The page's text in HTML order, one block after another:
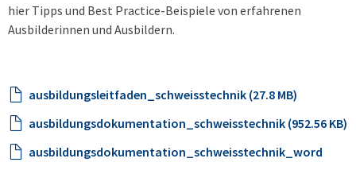
hier Tipps und Best Practice-Beispiele von erfahrenen
Ausbilderinnen und Ausbildern.
ausbildungsleitfaden_schweisstechnik (27.8 MB)
ausbildungsdokumentation_schweisstechnik (952.56 KB)
ausbildungsdokumentation_schweisstechnik_word